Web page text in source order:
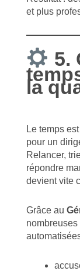
et plus
5.
la
Le temps
pour un
Relancer,
répondre
devient vite
Grâce au